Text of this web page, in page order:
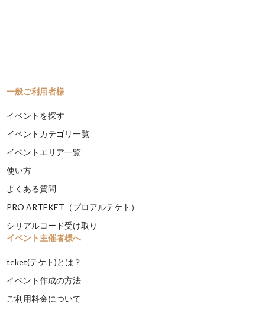
一般ご利用者様
イベントを探す
イベントカテゴリ一覧
イベントエリア一覧
使い方
よくある質問
PRO ARTEKET（プロアルテケト）
シリアルコード受け取り
イベント主催者様へ
teket(テケト)とは？
イベント作成の方法
ご利用料金について